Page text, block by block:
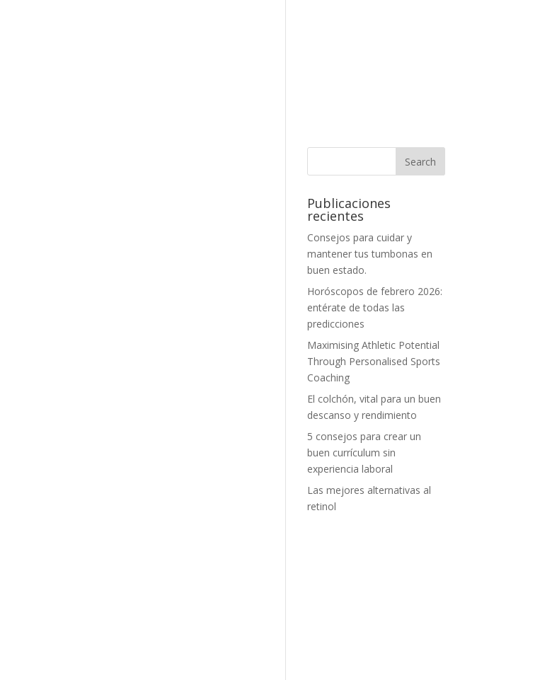
Publicaciones
recientes
Consejos para cuidar y
mantener tus tumbonas en
buen estado.
Horóscopos de febrero 2026:
entérate de todas las
predicciones
Maximising Athletic Potential
Through Personalised Sports
Coaching
El colchón, vital para un buen
descanso y rendimiento
5 consejos para crear un
buen currículum sin
experiencia laboral
Las mejores alternativas al
retinol